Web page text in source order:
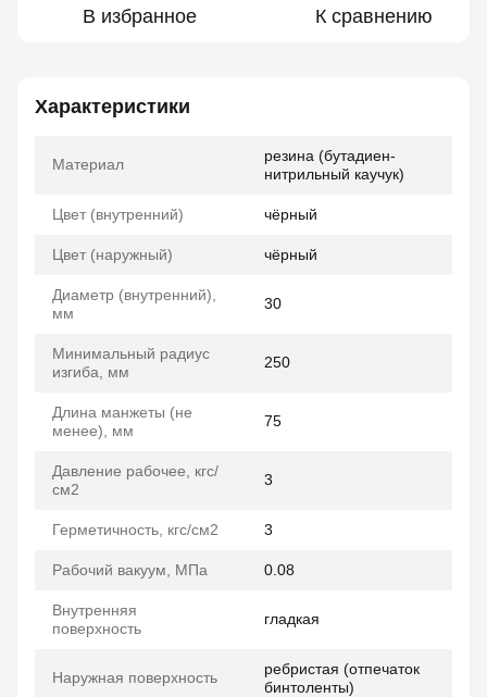
В избранное К сравнению
Характеристики
Материал
резина (бутадиен-
нитрильный каучук)
Цвет (внутренний) чёрный
Цвет (наружный) чёрный
Диаметр (внутренний),
мм
30
Минимальный радиус
изгиба, мм
250
Длина манжеты (не
менее), мм
75
Давление рабочее, кгс/
см2
3
Герметичность, кгс/см2 3
Рабочий вакуум, МПа 0.08
Внутренняя
поверхность
гладкая
Наружная поверхность
ребристая (отпечаток
бинтоленты)